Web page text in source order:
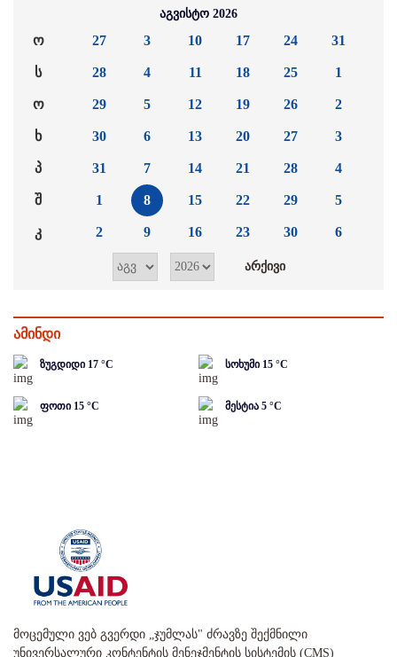
აგვისტო 2026
ო
ს
ო
ხ
პ
შ
კ
27
28
29
30
31
1
2
3
4
5
6
7
8
9
10
11
12
13
14
15
16
17
18
19
20
21
22
23
24
25
26
27
28
29
30
31
1
2
3
4
5
6
ამინდი
ზუგდიდი 17 °C სოხუმი 15 °C
ფოთი 15 °C მესტია 5 °C
მოცემული ვებ გვერდი „ჯუმლას" ძრავზე შექმნილი
უნივერსალური კონტენტის მენეჯმენტის სისტემის (CMS)